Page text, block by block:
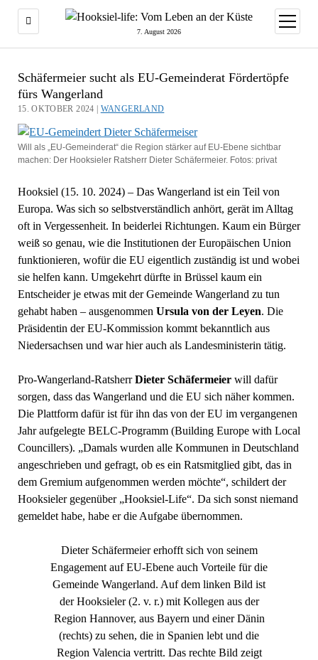
7. August 2026
Menü
öffnen
Schäfermeier sucht als EU-Gemeinderat Fördertöpfe
fürs Wangerland
15. OKTOBER 2024 | WANGERLAND
Will als „EU-Gemeinderat“ die Region stärker auf EU-Ebene sichtbar
machen: Der Hooksieler Ratsherr Dieter Schäfermeier. Fotos: privat
Hooksiel (15. 10. 2024) – Das Wangerland ist ein Teil von
Europa. Was sich so selbstverständlich anhört, gerät im Alltag
oft in Vergessenheit. In beiderlei Richtungen. Kaum ein Bürger
weiß so genau, wie die Institutionen der Europäischen Union
funktionieren, wofür die EU eigentlich zuständig ist und wobei
sie helfen kann. Umgekehrt dürfte in Brüssel kaum ein
Entscheider je etwas mit der Gemeinde Wangerland zu tun
gehabt haben – ausgenommen Ursula von der Leyen. Die
Präsidentin der EU-Kommission kommt bekanntlich aus
Niedersachsen und war hier auch als Landesministerin tätig.
Pro-Wangerland-RatsherrDieter Schäfermeier will dafür
sorgen, dass das Wangerland und die EU sich näher kommen.
Die Plattform dafür ist für ihn das von der EU im vergangenen
Jahr aufgelegte BELC-Programm (Building Europe with Local
Councillers). „Damals wurden alle Kommunen in Deutschland
angeschrieben und gefragt, ob es ein Ratsmitglied gibt, das in
dem Gremium aufgenommen werden möchte“, schildert der
Hooksieler gegenüber „Hooksiel-Life“. Da sich sonst niemand
gemeldet habe, habe er die Aufgabe übernommen.
Dieter Schäfermeier erhofft sich von seinem
Engagement auf EU-Ebene auch Vorteile für die
Gemeinde Wangerland. Auf dem linken Bild ist
der Hooksieler (2. v. r.) mit Kollegen aus der
Region Hannover, aus Bayern und einer Dänin
(rechts) zu sehen, die in Spanien lebt und die
Region Valencia vertritt. Das rechte Bild zeigt